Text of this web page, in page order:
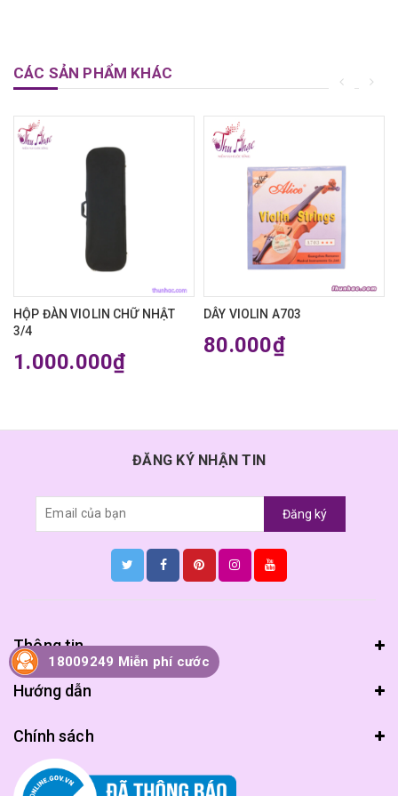
CÁC SẢN PHẨM KHÁC
HỘP ĐÀN VIOLIN CHỮ NHẬT
3/4
1.000.000₫
DÂY VIOLIN A703
80.000₫
ĐĂNG KÝ NHẬN TIN
Đăng ký
Thông tin
Hướng dẫn
Chính sách
18009249 Miễn phí cước